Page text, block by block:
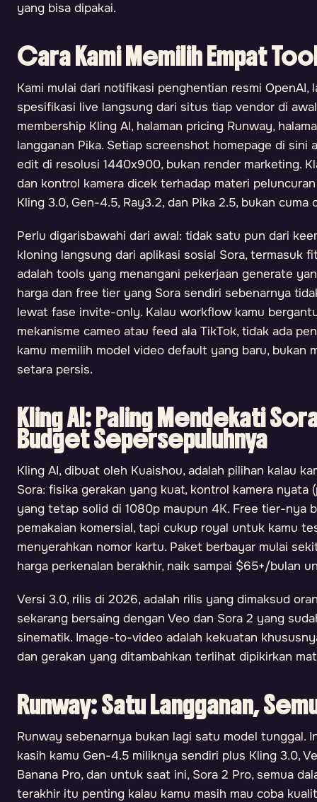
yang bisa dipakai.
Cara Kami Memilih Empat
Kami mulai dari notifikasi penghentian resmi OpenAI,
spesifikasi live langsung dari situs tiap vendor di
membership Kling AI, halaman pricing Runway,
langganan Pika. Setiap screenshot homepage di sini
edit di resolusi 1440x900, bukan render marketing.
dan kontrol kamera dicek terhadap materi
Kling 3.0, Gen-4.5, Ray3.2, dan Pika 2.5, bukan cuma
Perlu digarisbawahi dari awal: tidak satu pun dari
kloning langsung dari aplikasi sosial Sora, termasuk
adalah tools yang menangani pekerjaan generate
harga dan free tier yang Sora sendiri sebenarnya
lewat fase invite-only. Kalau workflow kamu
mekanisme cameo atau feed ala TikTok, tidak ada
kamu memilih model video default yang baru, bukan
setara persis.
Kling AI: Paling Mendekati
Budget Sepersepuluhnya
Kling AI, dibuat oleh Kuaishou, adalah pilihan kalau
Sora: fisika gerakan yang kuat, kontrol kamera nyata
yang tetap solid di 1080p maupun 4K. Free tier-nya
pemakaian komersial, tapi cukup royal untuk kamu
menyerahkan nomor kartu. Paket berbayar mulai
harga perkenalan berakhir, naik sampai $65+/bulan
Versi 3.0, rilis di 2026, adalah rilis yang dimaksud
sekarang bersaing dengan Veo dan Sora 2 yang
sinematik. Image-to-video adalah kekuatan
dan gerakan yang ditambahkan terlihat dipikirkan
Runway: Satu Langganan,
Runway sebenarnya bukan lagi satu model tunggal.
kasih kamu Gen-4.5 miliknya sendiri plus Kling 3.0,
Banana Pro, dan untuk saat ini, Sora 2 Pro, semua
terakhir itu penting kalau kamu masih mau coba